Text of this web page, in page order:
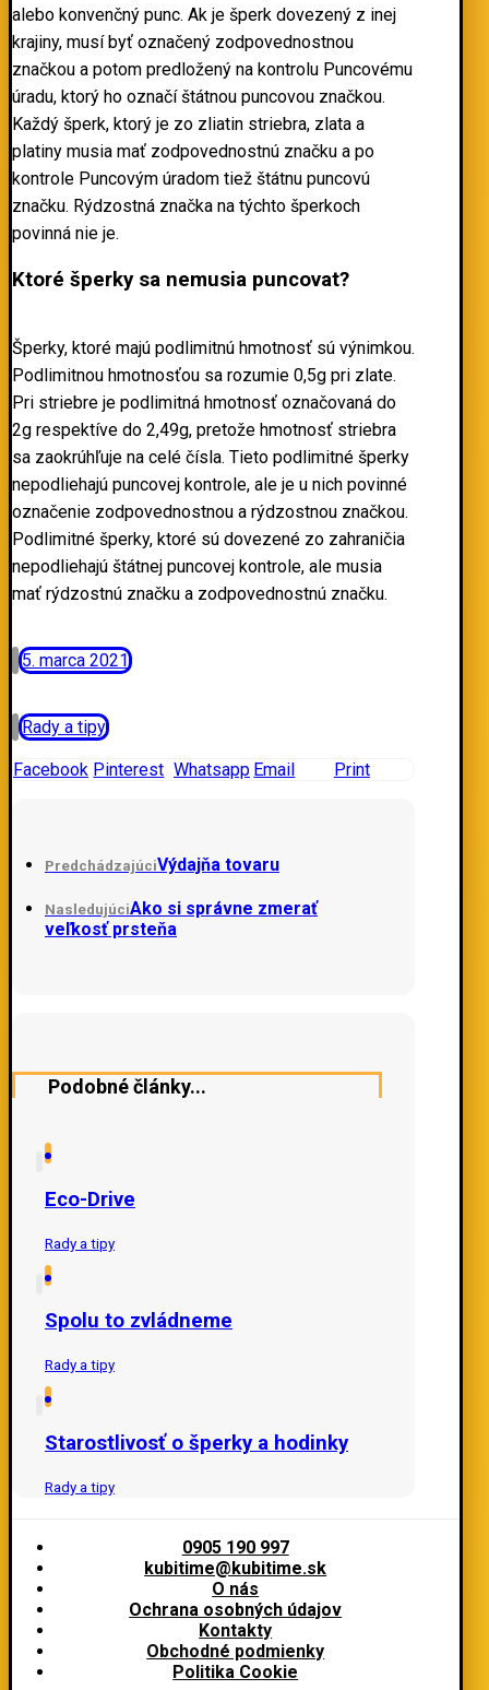
alebo konvenčný punc. Ak je šperk dovezený z inej
krajiny, musí byť označený zodpovednostnou
značkou a potom predložený na kontrolu Puncovému
úradu, ktorý ho označí štátnou puncovou značkou.
Každý šperk, ktorý je zo zliatin striebra, zlata a
platiny musia mať zodpovednostnú značku a po
kontrole Puncovým úradom tiež štátnu puncovú
značku. Rýdzostná značka na týchto šperkoch
povinná nie je.
Ktoré šperky sa nemusia puncovat?
Šperky, ktoré majú podlimitnú hmotnosť sú výnimkou.
Podlimitnou hmotnosťou sa rozumie 0,5g pri zlate.
Pri striebre je podlimitná hmotnosť označovaná do
2g respektíve do 2,49g, pretože hmotnosť striebra
sa zaokrúhľuje na celé čísla. Tieto podlimitné šperky
nepodliehajú puncovej kontrole, ale je u nich povinné
označenie zodpovednostnou a rýdzostnou značkou.
Podlimitné šperky, ktoré sú dovezené zo zahraničia
nepodliehajú štátnej puncovej kontrole, ale musia
mať rýdzostnú značku a zodpovednostnú značku.
5. marca 2021
Rady a tipy
Facebook Pinterest Whatsapp Email Print
PredchádzajúciVýdajňa tovaru
NasledujúciAko si správne zmerať
veľkosť prsteňa
Podobné články...
Eco-Drive
Rady a tipy
Spolu to zvládneme
Rady a tipy
Starostlivosť o šperky a hodinky
Rady a tipy
0905 190 997
kubitime@kubitime.sk
O nás
Ochrana osobných údajov
Kontakty
Obchodné podmienky
Politika Cookie